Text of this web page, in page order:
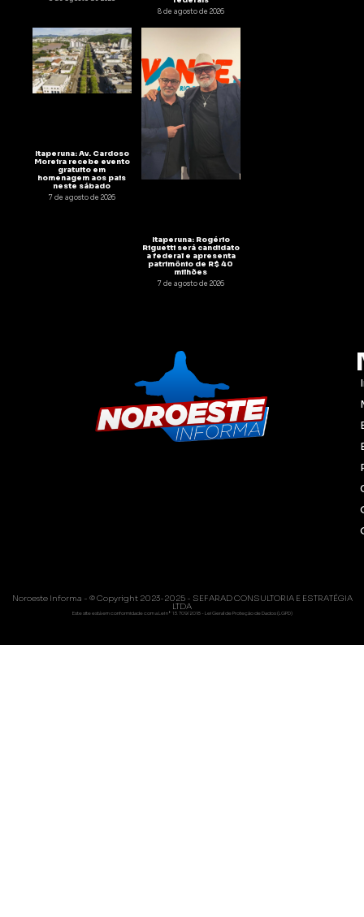
8 de agosto de 2026
Itaperuna: Av. Cardoso
Moreira recebe evento
gratuito em
homenagem aos pais
neste sábado
7 de agosto de 2026
Itaperuna: Rogério
Riguetti será candidato
a federal e apresenta
patrimônio de R$ 40
milhões
7 de agosto de 2026
Noroeste Informa - © Copyright 2023-2025 - SEFARAD CONSULTORIA E ESTRATÉGIA
LTDA
Este site está em conformidade com a Lei nº 13.709/2018 - Lei Geral de Proteção de Dados (LGPD)